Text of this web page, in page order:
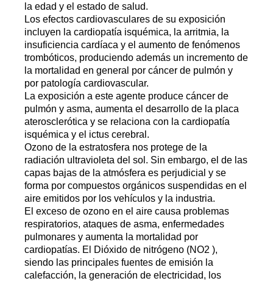
la edad y el estado de salud.
Los efectos cardiovasculares de su exposición
incluyen la cardiopatía isquémica, la arritmia, la
insuficiencia cardíaca y el aumento de fenómenos
trombóticos, produciendo además un incremento de
la mortalidad en general por cáncer de pulmón y
por patología cardiovascular.
La exposición a este agente produce cáncer de
pulmón y asma, aumenta el desarrollo de la placa
aterosclerótica y se relaciona con la cardiopatía
isquémica y el ictus cerebral.
Ozono de la estratosfera nos protege de la
radiación ultravioleta del sol. Sin embargo, el de las
capas bajas de la atmósfera es perjudicial y se
forma por compuestos orgánicos suspendidas en el
aire emitidos por los vehículos y la industria.
El exceso de ozono en el aire causa problemas
respiratorios, ataques de asma, enfermedades
pulmonares y aumenta la mortalidad por
cardiopatías. El Dióxido de nitrógeno (NO2 ),
siendo las principales fuentes de emisión la
calefacción, la generación de electricidad, los